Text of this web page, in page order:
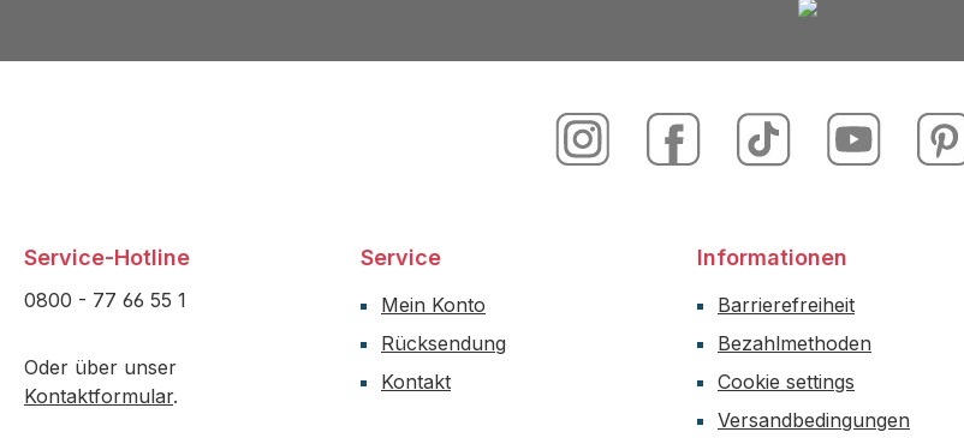
Service-Hotline
0800 - 77 66 55 1
Oder über unser
Kontaktformular.
Service
Mein Konto
Rücksendung
Kontakt
Informationen
Barrierefreiheit
Bezahlmethoden
Cookie settings
Versandbedingungen